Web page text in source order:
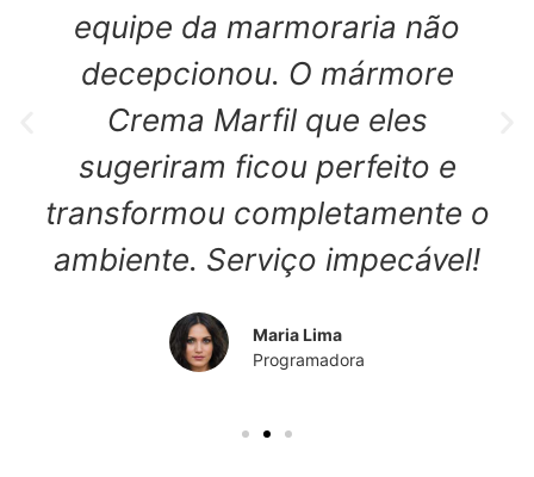
equipe da marmoraria não
decepcionou. O mármore
Crema Marfil que eles
sugeriram ficou perfeito e
transformou completamente o
ambiente. Serviço impecável!
Maria Lima
Programadora